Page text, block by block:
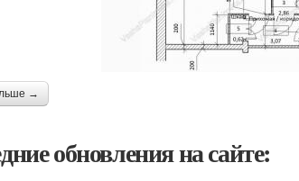
→
обновления на сайте: